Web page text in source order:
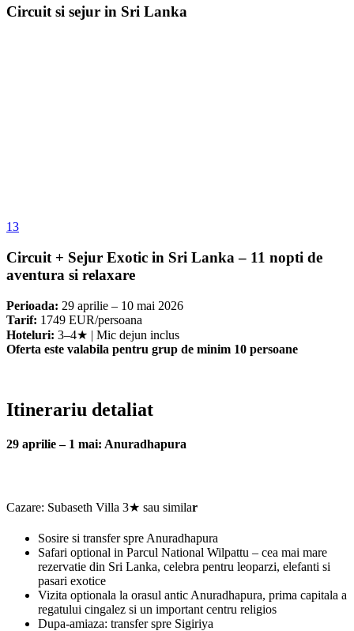
Circuit si sejur in Sri Lanka
13
Circuit + Sejur Exotic in Sri Lanka – 11 nopti de
aventura si relaxare
Perioada: 29 aprilie – 10 mai 2026
Tarif: 1749 EUR/persoana
Hoteluri: 3–4★ | Mic dejun inclus
Oferta este valabila pentru grup de minim 10 persoane
Itinerariu detaliat
29 aprilie – 1 mai: Anuradhapura
Cazare: Subaseth Villa 3★ sau similar
Sosire si transfer spre Anuradhapura
Safari optional in Parcul National Wilpattu – cea mai mare
rezervatie din Sri Lanka, celebra pentru leoparzi, elefanti si
pasari exotice
Vizita optionala la orasul antic Anuradhapura, prima capitala a
regatului cingalez si un important centru religios
Dupa-amiaza: transfer spre Sigiriya